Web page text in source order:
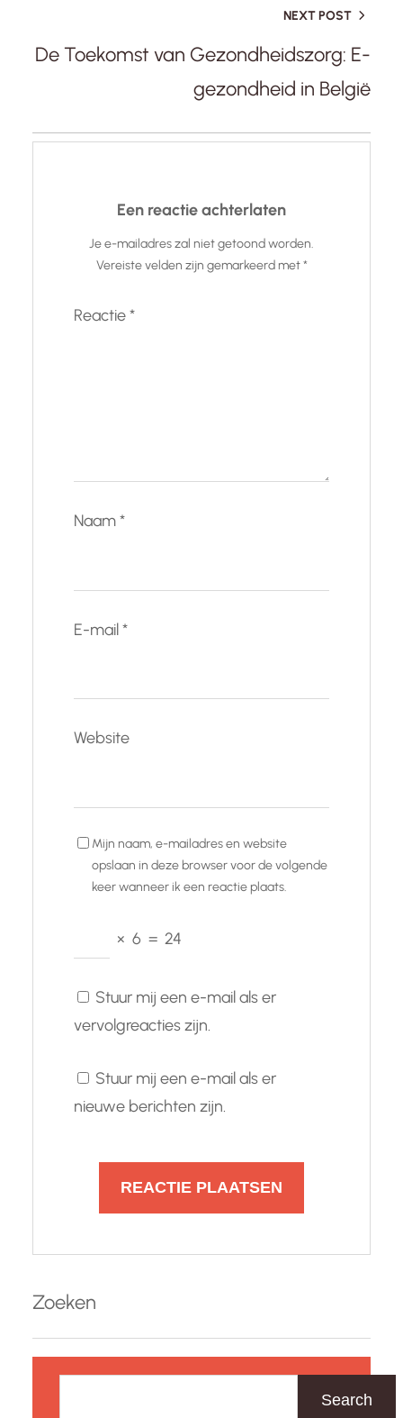
NEXT POST
De Toekomst van Gezondheidszorg: E-
gezondheid in België
Een reactie achterlaten
Je e-mailadres zal niet getoond worden.
Vereiste velden zijn gemarkeerd met*
Reactie*
Naam*
E-mail*
Website
Mijn naam, e-mailadres en website
opslaan in deze browser voor de volgende
keer wanneer ik een reactie plaats.
× 6 = 24
Stuur mij een e-mail als er
vervolgreacties zijn.
Stuur mij een e-mail als er
nieuwe berichten zijn.
Zoeken
Search